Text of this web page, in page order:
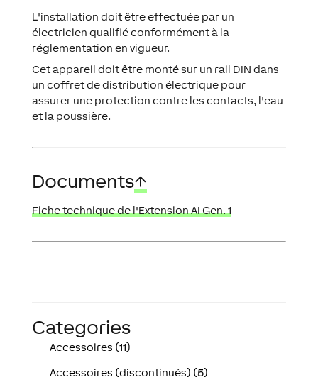
L'installation doit être effectuée par un
électricien qualifié conformément à la
réglementation en vigueur.
Cet appareil doit être monté sur un rail DIN dans
un coffret de distribution électrique pour
assurer une protection contre les contacts, l'eau
et la poussière.
Documents↑
Fiche technique de l'Extension AI Gen. 1
Categories
Accessoires (11)
Accessoires (discontinués) (5)